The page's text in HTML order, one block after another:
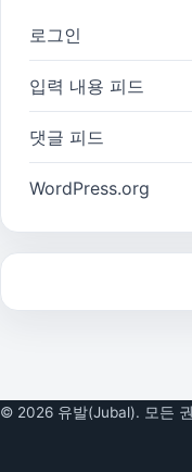
로그인
입력 내용 피드
댓글 피드
WordPress.org
© 2026 유발(Jubal). 모든